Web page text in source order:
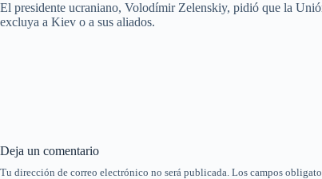
El presidente ucraniano, Volodímir Zelenskiy, pidió que la
excluya a Kiev o a sus aliados.
Deja un comentario
Tu dirección de correo electrónico no será publicada. Los campos